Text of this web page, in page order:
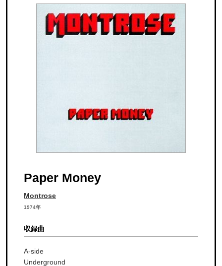
Paper Money
Montrose
1974年
収録曲
A-side
Underground